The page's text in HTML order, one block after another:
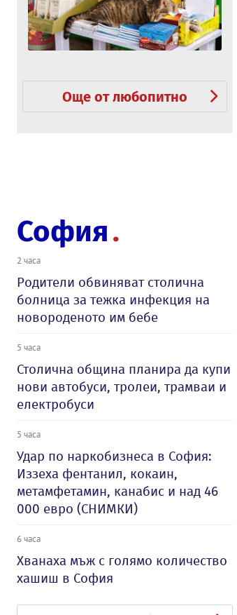
Още от любопитно
София
2 часа
Родители обвиняват столична
болница за тежка инфекция на
новороденото им бебе
5 часа
Столична община планира да купи
нови автобуси, тролеи, трамваи и
електробуси
5 часа
Удар по наркобизнеса в София:
Иззеха фентанил, кокаин,
метамфетамин, канабис и над 46
000 евро (СНИМКИ)
6 часа
Хванаха мъж с голямо количество
хашиш в София